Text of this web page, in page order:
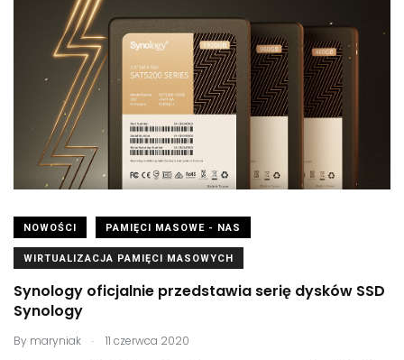
NOWOŚCI PAMIĘCI MASOWE - NAS
WIRTUALIZACJA PAMIĘCI MASOWYCH
Synology oficjalnie przedstawia serię dysków SSD
Synology
By maryniak . 11 czerwca 2020